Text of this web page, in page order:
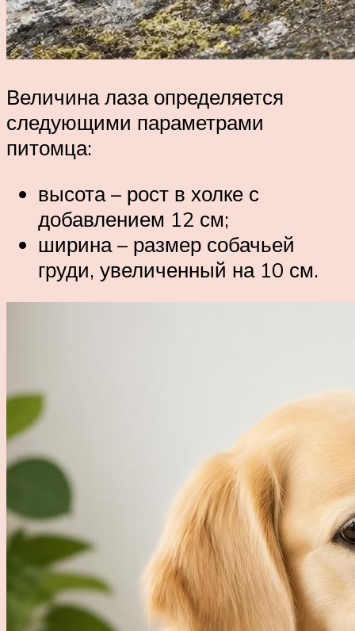
Величина лаза определяется
следующими параметрами
питомца:
высота – рост в холке с
добавлением 12 см;
ширина – размер собачьей
груди, увеличенный на 10 см.